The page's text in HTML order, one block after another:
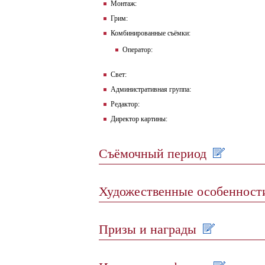
Монтаж:
Грим:
Комбинированные съёмки:
Оператор:
Свет:
Административная группа:
Редактор:
Директор картины:
Съёмочный период
Художественные
Призы и награды